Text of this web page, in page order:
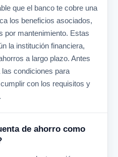
que el banco te cobre una
los beneficios asociados,
por mantenimiento. Estas
la institución financiera,
a largo plazo. Antes
condiciones para
con los requisitos y
de ahorro como